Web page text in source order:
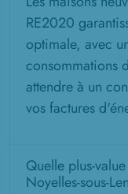
RE2020
optimale, avec
consommations
attendre à un
vos factures
Quelle plus-
Noyelles-sous-